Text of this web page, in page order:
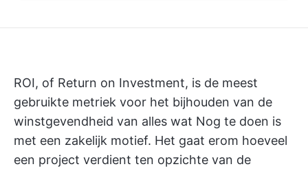
ROI, of Return on Investment, is de meest
gebruikte metriek voor het bijhouden van de
winstgevendheid van alles wat Nog te doen is
met een zakelijk motief. Het gaat erom hoeveel
een project verdient ten opzichte van de